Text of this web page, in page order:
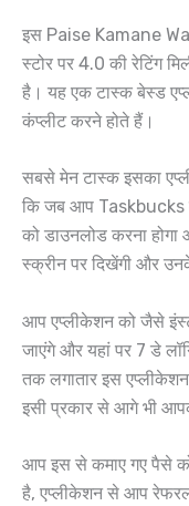
इस Paise Kamane
स्टोर पर 4.0 की रेटिंग
है। यह एक टास्क बेस्ड
कंप्लीट करने होते हैं।
सबसे मेन टास्क इसका
कि जब आप Taskbucks
को डाउनलोड करना
स्क्रीन पर दिखेंगी और
आप एप्लीकेशन को जैसे
जाएंगे और यहां पर 7 डे
तक लगातार इस
इसी प्रकार से आगे भी
आप इस से कमाए गए पैसे
है, एप्लीकेशन से आप